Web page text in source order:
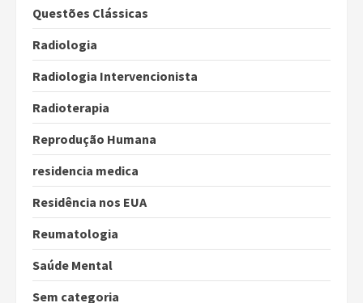
Questões Clássicas
Radiologia
Radiologia Intervencionista
Radioterapia
Reprodução Humana
residencia medica
Residência nos EUA
Reumatologia
Saúde Mental
Sem categoria